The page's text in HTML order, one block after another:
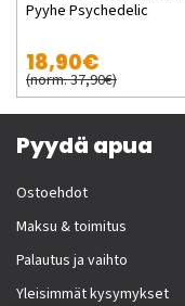
Pyyhe Psychedelic
18,90€
(norm. 37,90€)
Pyydä apua
Ostoehdot
Maksu & toimitus
Palautus ja vaihto
Yleisimmät kysymykset